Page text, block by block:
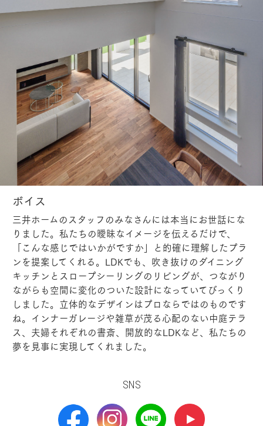
ボイス
三井ホームのスタッフのみなさんには本当にお世話にな
りました。私たちの曖昧なイメージを伝えるだけで、
「こんな感じではいかがですか」と的確に理解したプラ
ンを提案してくれる。LDKでも、吹き抜けのダイニング
キッチンとスロープシーリングのリビングが、つながり
ながらも空間に変化のついた設計になっていてびっくり
しました。立体的なデザインはプロならではのものです
ね。インナーガレージや雑草が茂る心配のない中庭テラ
ス、夫婦それぞれの書斎、開放的なLDKなど、私たちの
夢を見事に実現してくれました。
SNS